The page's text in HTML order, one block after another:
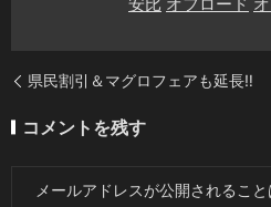
県民割引＆マグロフェアも延長‼️
コメントを残す
メールアドレスが公開されること